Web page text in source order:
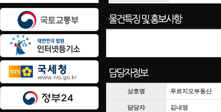
상호명 푸르지오부동산
담당자 김내영